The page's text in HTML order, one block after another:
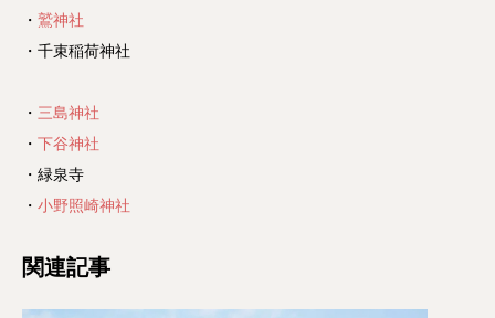
・ 鷲神社
・千束稲荷神社
・ 三島神社
・ 下谷神社
・緑泉寺
・ 小野照崎神社
関連記事